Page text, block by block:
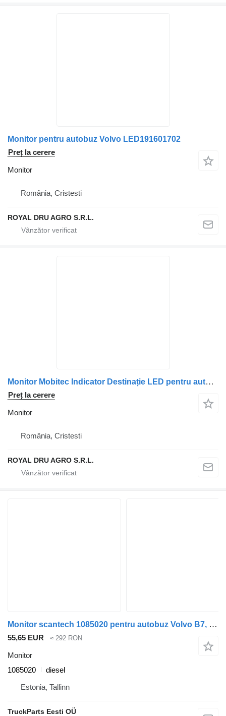
Monitor pentru autobuz Volvo LED191601702
Preț la cerere
Monitor
România, Cristesti
ROYAL DRU AGRO S.R.L.
Monitor Mobitec Indicator Destinație LED pentru autobuz Volvo
Preț la cerere
Monitor
România, Cristesti
ROYAL DRU AGRO S.R.L.
Monitor scantech 1085020 pentru autobuz Volvo B7, B8, B9, B12 bus (2005-)
55,65 EUR ≈ 292 RON
Monitor
1085020
diesel
Estonia, Tallinn
TruckParts Eesti OÜ